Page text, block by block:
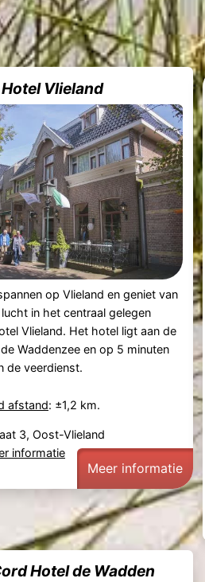
Vlieland
op Vlieland en geniet van
in het centraal gelegen
Vlieland. Het hotel ligt aan de
Waddenzee en op 5 minuten
de veerdienst.
afstand: ±1,2 km.
3, Oost-Vlieland
informatie
Meer informatie
Hotel de Wadden